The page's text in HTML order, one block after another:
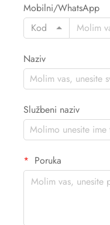
Mobilni/WhatsApp
Kod
Naziv
Službeni naziv
Poruka